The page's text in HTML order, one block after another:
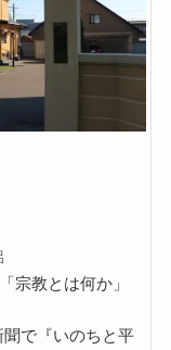
宗教とは何か」
で『いのちと平